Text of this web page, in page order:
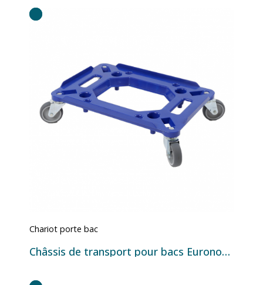
Chariot porte bac
Châssis de transport pour bacs Euronorm 600×400 - 615×415×161 mm